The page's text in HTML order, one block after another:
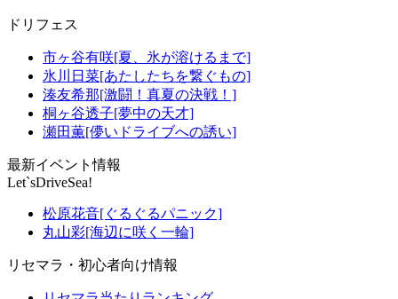
ドリフェス
市ヶ谷有咲[夏、氷が溶けるまで]
氷川日菜[あたしたちを繋ぐもの]
湊友希那[激闘！真夏の決戦！]
桐ヶ谷透子[夢中の天才]
瀬田薫[儚いドライブへの誘い]
最新イベント情報
Let`sDriveSea!
松原花音[ぐるぐるパニック]
丸山彩[海辺に咲く一輪]
リセマラ・初心者向け情報